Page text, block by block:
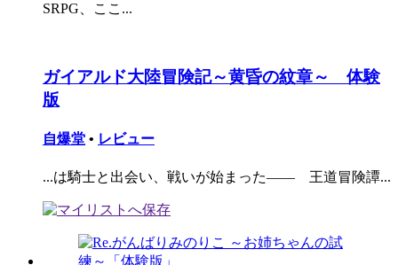
SRPG、ここ...
ガイアルド大陸冒険記～黄昏の紋章～ 体験
版
自爆堂 • レビュー
...は騎士と出会い、戦いが始まった―― 王道冒険譚...